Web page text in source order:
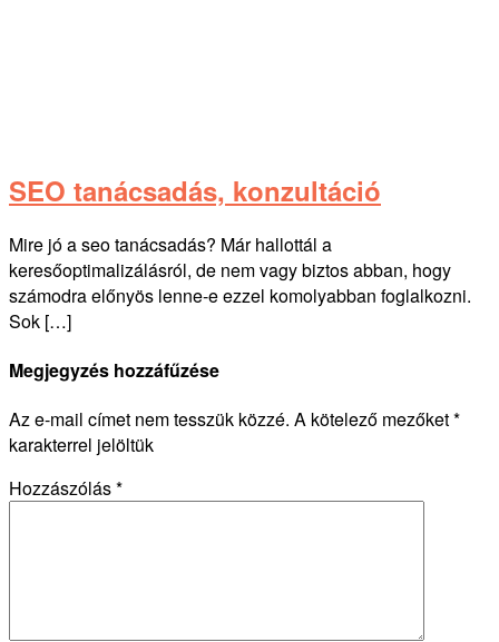
SEO tanácsadás, konzultáció
Mire jó a seo tanácsadás? Már hallottál a
keresőoptimalizálásról, de nem vagy biztos abban, hogy
számodra előnyös lenne-e ezzel komolyabban foglalkozni.
Sok […]
Megjegyzés hozzáfűzése
Az e-mail címet nem tesszük közzé. A kötelező mezőket*
karakterrel jelöltük
Hozzászólás*